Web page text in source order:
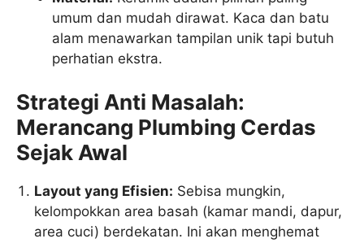
umum dan mudah dirawat. Kaca dan batu
alam menawarkan tampilan unik tapi butuh
perhatian ekstra.
Strategi Anti Masalah:
Merancang Plumbing Cerdas
Sejak Awal
Layout yang Efisien: Sebisa mungkin,
kelompokkan area basah (kamar mandi, dapur,
area cuci) berdekatan. Ini akan menghemat